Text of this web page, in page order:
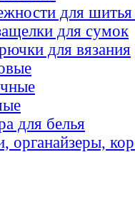
для шитья
для сумок
для вязания
для белья
органайзеры,